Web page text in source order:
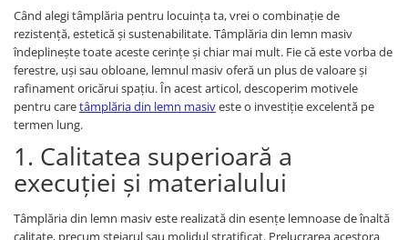
Când alegi tâmplăria pentru locuința ta, vrei o combinație de
rezistență, estetică și sustenabilitate. Tâmplăria din lemn masiv
îndeplinește toate aceste cerințe și chiar mai mult. Fie că este vorba de
ferestre, uși sau obloane, lemnul masiv oferă un plus de valoare și
rafinament oricărui spațiu. În acest articol, descoperim motivele
pentru caretâmplăria din lemn masiveste o investiție excelentă pe
termen lung.
1. Calitatea superioară a
execuției și materialului
Tâmplăria din lemn masiv este realizată din esențe lemnoase de înaltă
calitate, precum stejarul sau molidul stratificat. Prelucrarea acestora